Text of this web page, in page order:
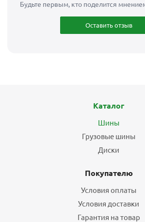
Будьте первым, кто поделится
Оставить отзыв
Каталог
Шины
Грузовые шины
Диски
Покупателю
Условия оплаты
Условия доставки
Гарантия на товар